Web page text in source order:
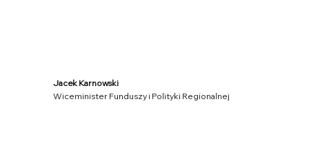
Jacek Karnowski
Wiceminister Funduszy i Polityki Regionalnej